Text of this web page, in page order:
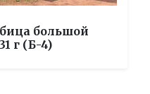
большой
г (Б-4)